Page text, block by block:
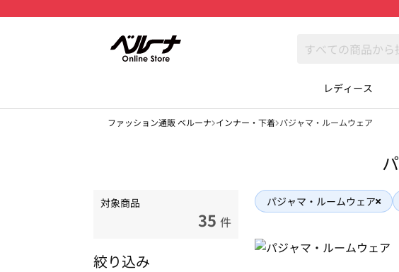
レディース
ファッション通販 ベルーナ インナー・下着 パジャマ・ルームウェア
対象商品
35 件
絞り込み
パジャマ・ルームウェア